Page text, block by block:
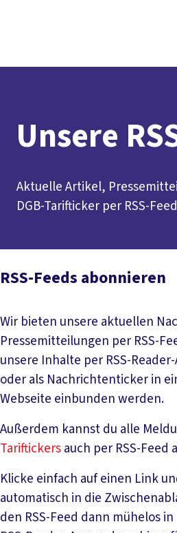
Unsere
Aktuelle Artikel,
DGB-Tarifticker per RSS-
RSS-Feeds abonnieren
Wir bieten unsere aktuellen
Pressemitteilungen per RSS-
unsere Inhalte per RSS-
oder als Nachrichtenticker in
Webseite einbunden werden.
Außerdem kannst du alle
Tariftickersauch per RSS-Feed
Klicke einfach auf einen Link
automatisch in die
den RSS-Feed dann mühelos